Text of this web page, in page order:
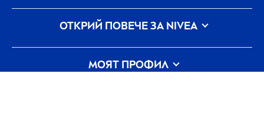
ОТКРИЙ ПОВЕЧЕ ЗА NIVEA
Кариера Грижа наNIVEAза планетата
Свържи се с нас
МОЯТ ПРОФИЛ